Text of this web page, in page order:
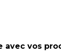
avec vos